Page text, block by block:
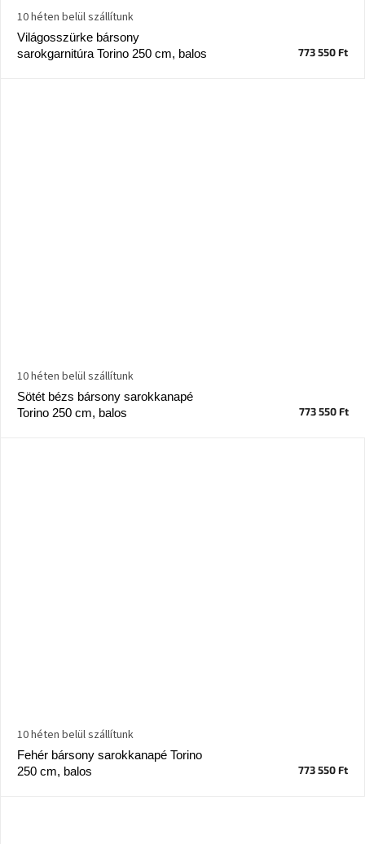
Világosszürke bársony
sarokgarnitúra Torino 250 cm, balos
10 héten belül szállítunk
773 550 Ft
Sötét bézs bársony sarokkanapé
Torino 250 cm, balos
10 héten belül szállítunk
773 550 Ft
Fehér bársony sarokkanapé Torino
250 cm, balos
10 héten belül szállítunk
773 550 Ft